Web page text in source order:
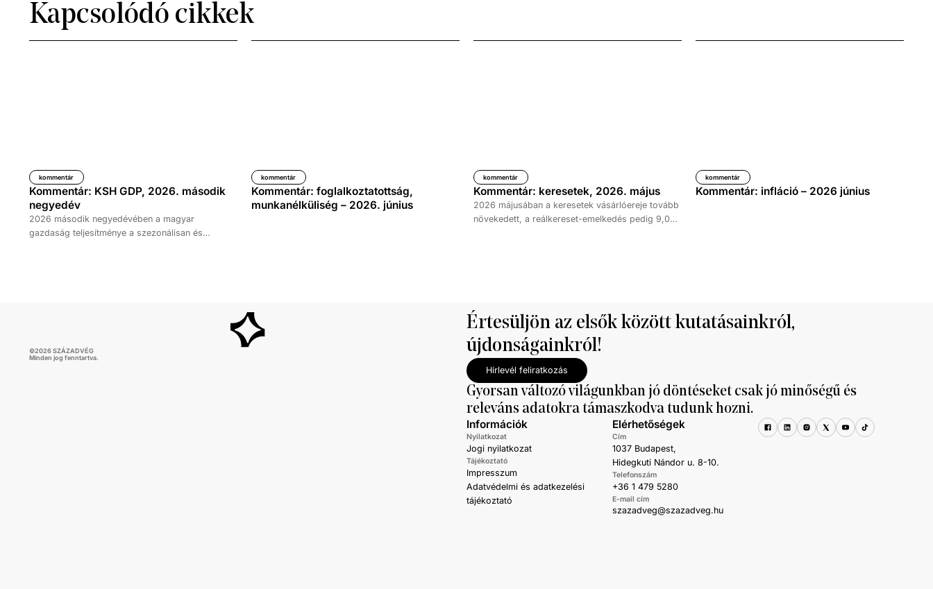
Kapcsolódó cikkek
kommentár
Kommentár: KSH GDP, 2026. második
negyedév
2026 második negyedévében a magyar
gazdaság teljesítménye a szezonálisan és
kommentár
Kommentár: foglalkoztatottság,
munkanélküliség – 2026. június
kommentár
Kommentár: keresetek, 2026. május
2026 májusában a keresetek vásárlóereje tovább
növekedett, a reálkereset-emelkedés pedig 9,0
kommentár
Kommentár: infláció – 2026 június
©2026SZÁZADVÉG
Minden jog fenntartva.
Értesüljön az elsők között kutatásainkról,
újdonságainkról!
Hírlevél feliratkozás
Gyorsan változó világunkban jó döntéseket csak jó minőségű és
releváns adatokra támaszkodva tudunk hozni.
Információk
Nyilatkozat
Jogi nyilatkozat
Tájékoztató
Impresszum
Adatvédelmi és adatkezelési
tájékoztató
Elérhetőségek
Cím
1037 Budapest,
Hidegkuti Nándor u. 8-10.
Telefonszám
+36 1 479 5280
E-mail cím
szazadveg@szazadveg.hu